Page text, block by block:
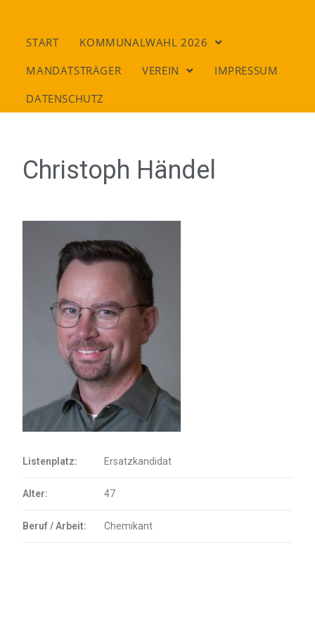
START
KOMMUNALWAHL 2026
MANDATSTRÄGER
VEREIN
IMPRESSUM
DATENSCHUTZ
Christoph Händel
Listenplatz: Ersatzkandidat
Alter: 47
Beruf / Arbeit: Chemikant